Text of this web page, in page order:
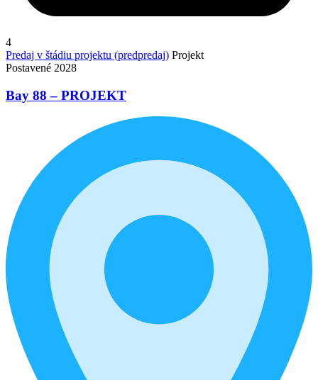
4
Predaj v štádiu projektu (predpredaj) Projekt
Postavené 2028
Bay 88 – PROJEKT